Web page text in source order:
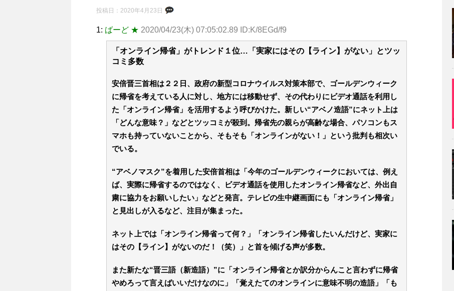
投稿日： 2020年4月23日
1: ばーど ★ 2020/04/23(木) 07:05:02.89 ID:K/8EGd/f9
「オンライン帰省」がトレンド１位…「実家にはその【ライン】がない」とツッ
コミ多数
安倍晋三首相は２２日、政府の新型コロナウイルス対策本部で、ゴールデンウィーク
に帰省を考えている人に対し、地方には移動せず、その代わりにビデオ通話を利用し
た「オンライン帰省」を活用するよう呼びかけた。新しい“アベノ造語”にネット上は
「どんな意味？」などとツッコミが殺到。帰省先の親らが高齢な場合、パソコンもス
マホも持っていないことから、そもそも「オンラインがない！」という批判も相次い
でいる。
“アベノマスク”を着用した安倍首相は「今年のゴールデンウィークにおいては、例え
ば、実際に帰省するのではなく、ビデオ通話を使用したオンライン帰省など、外出自
粛に協力をお願いしたい」などと発言。テレビの生中継画面にも「オンライン帰省」
と見出しが入るなど、注目が集まった。
ネット上では「オンライン帰省って何？」「オンライン帰省したいんだけど、実家に
はその【ライン】がないのだ！（笑）」と首を傾げる声が多数。
また新たな“晋三語（新造語）”に「オンライン帰省とか訳分からんこと言わずに帰省
やめろって言えばいいだけなのに」「覚えたてのオンラインに意味不明の造語」「も